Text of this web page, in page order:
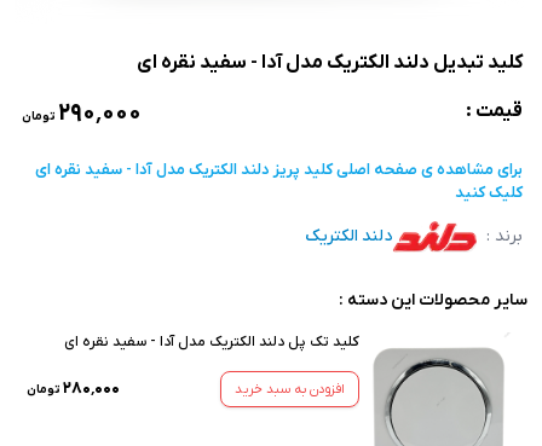
کلید تبدیل دلند الکتریک مدل آدا - سفید نقره ای
قیمت :
۲۹۰٬۰۰۰ تومان
برای مشاهده ی صفحه اصلیکلید پریز دلند الکتریک مدل آدا - سفید نقره ای
کلیک کنید
برند : دلند الکتریک
سایر محصولات این دسته :
کلید تک پل دلند الکتریک مدل آدا - سفید نقره ای
افزودن به سبد خرید ۲۸۰٬۰۰۰ تومان